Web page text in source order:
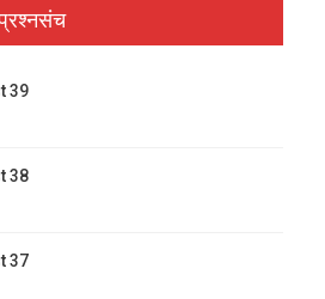
प्रश्नसंच
39
38
37